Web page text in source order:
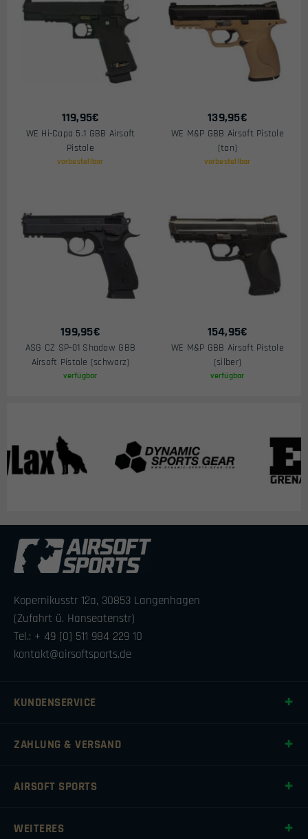
119,95€
WE Hi-Capa 5.1 GBB Airsoft
Pistole
vorbestellbar
139,95€
WE M&P GBB Airsoft Pistole
(tan)
vorbestellbar
199,95€
ASG CZ SP-01 Shadow GBB
Airsoft Pistole (schwarz)
verfügbar
154,95€
WE M&P GBB Airsoft Pistole
(silber)
verfügbar
Kopernikusstr 12a, 30853 Langenhagen
(Zufahrt ü. Hanseatenstr)
Tel.: + 49 [0] 511 984 229 10
kontakt@airsoftsports.de
KUNDENSERVICE
ZAHLUNG & VERSAND
AIRSOFT SPORTS
WEITERES